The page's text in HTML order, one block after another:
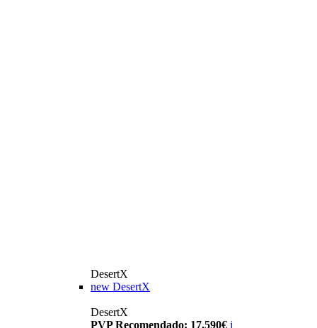
DesertX
new DesertX
DesertX
PVP Recomendado: 17.590€ i